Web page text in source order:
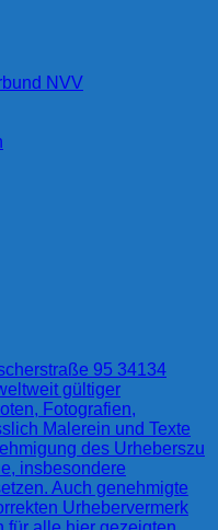
NVV
95 34134
gültiger
Fotografien,
Malerein und Texte
des Urheberszu
insbesondere
Auch genehmigte
Urhebervermerk